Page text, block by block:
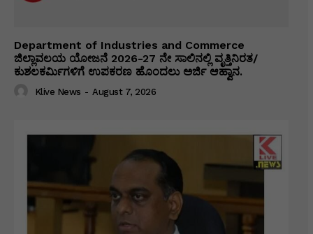
Department of Industries and Commerce
ಜಿಲ್ಲಾವಲಯ ಯೋಜನೆ 2026-27 ನೇ ಸಾಲಿನಲ್ಲಿ ವೃತ್ತಿನಿರತ/
ಕುಶಲಕರ್ಮಿಗಳಿಗೆ ಉಪಕರಣ ಹೊಂದಲು ಅರ್ಜಿ ಆಹ್ವಾನ.
Klive News - August 7, 2026